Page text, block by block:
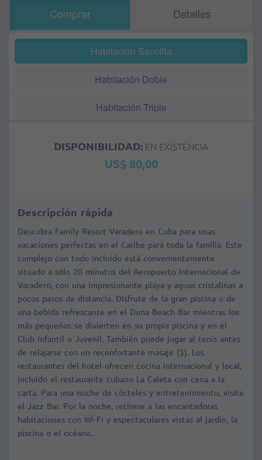
Comprar Detalles
Habitación Sencilla
Habitación Doble
Habitación Triple
DISPONIBILIDAD: EN EXISTENCIA
US$ 80,00
Descripción rápida
Descubra Family Resort Varadero en Cuba para unas
vacaciones perfectas en el Caribe para toda la familia. Este
complejo con todo incluido está convenientemente
situado a sólo 20 minutos del Aeropuerto Internacional de
Varadero, con una impresionante playa y aguas cristalinas a
pocos pasos de distancia. Disfrute de la gran piscina o de
una bebida refrescante en el Duna Beach Bar mientras los
más pequeños se divierten en su propia piscina y en el
Club Infantil o Juvenil. También puede jugar al tenis antes
de relajarse con un reconfortante masaje ($). Los
restaurantes del hotel ofrecen cocina internacional y local,
incluido el restaurante cubano La Caleta con cena a la
carta. Para una noche de cócteles y entretenimiento, visite
el Jazz Bar. Por la noche, retírese a las encantadoras
habitaciones con Wi-Fi y espectaculares vistas al jardín, la
piscina o el océano.